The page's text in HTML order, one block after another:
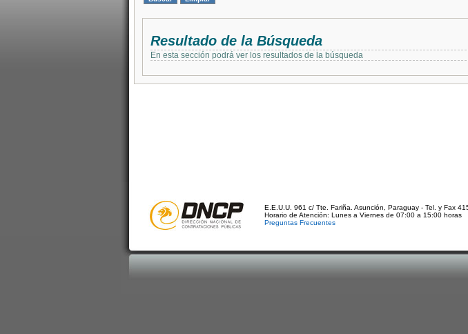
Resultado de la Búsqueda
En esta sección podrá ver los resultados de la búsqueda
E.E.U.U. 961 c/ Tte. Fariña. Asunción, Paraguay - Tel. y Fax
Horario de Atención: Lunes a Viernes de 07:00 a 15:00 horas
Preguntas Frecuentes